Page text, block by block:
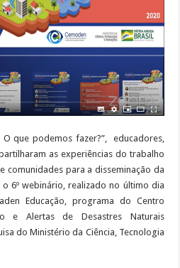
que podemos fazer?”, educadores,
as experiências do trabalho
comunidades para a disseminação da
6º webinário, realizado no último dia
Educação, programa do Centro
e Alertas de Desastres Naturais
do Ministério da Ciência, Tecnologia